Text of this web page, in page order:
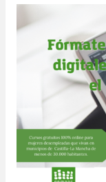
mujeres
de
Castilla-